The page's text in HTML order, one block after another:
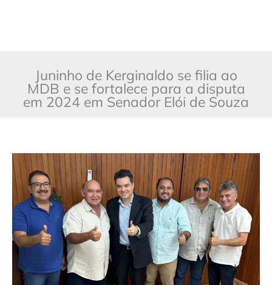
Juninho de Kerginaldo se filia ao
MDB e se fortalece para a disputa
em 2024 em Senador Elói de Souza
Juninho
de
Kerginaldo
se
filia
ao
MDB